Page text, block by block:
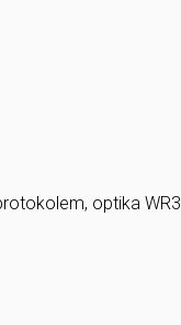
optika WR3